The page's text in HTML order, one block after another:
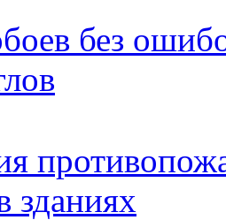
без
зданиях